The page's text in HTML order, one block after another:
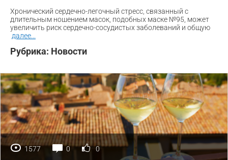
Хронический сердечно-легочный стресс, связанный с
длительным ношением масок, подобных маске №95, может
увеличить риск сердечно-сосудистых заболеваний и общую
далее
Рубрика: Новости
1577 0 0